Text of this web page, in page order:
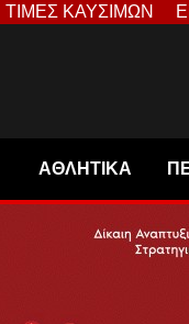
ΤΙΜΕΣ ΚΑΥΣΙΜΩΝ
ΑΘΛΗΤΙΚΑ